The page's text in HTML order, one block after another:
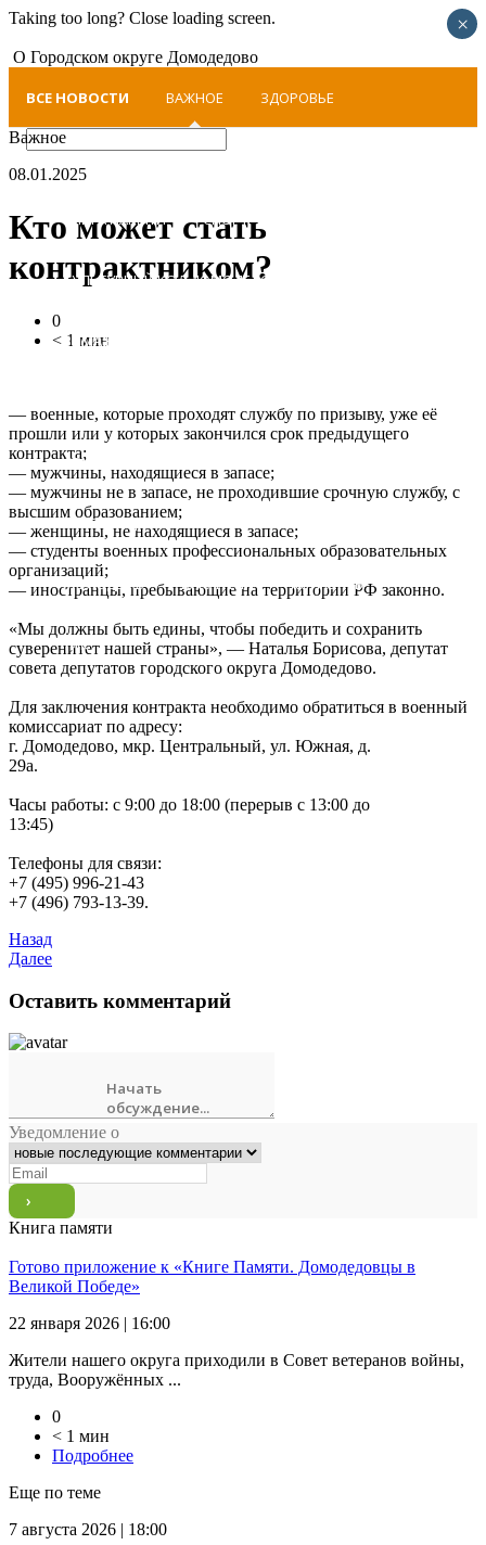
Taking too long? Close loading screen.
О Городском округе Домодедово
ВСЕ НОВОСТИ ВАЖНОЕ ЗДОРОВЬЕ
КНИГА ПАМЯТИ СПОРТ
КУЛЬТУРНЫЙ КОД ДОМОДЕДОВО
ЗИМА В ПОДМОСКОВЬЕ
COVID-19
ЛЕТО В ПОДМОСКОВЬЕ
МОЛОДЕЖЬ ВАКАНСИИ КОНКУРСЫ
ТИК
Важное
08.01.2025
Кто может стать
контрактником?
0
< 1 мин
— военные, которые проходят службу по призыву, уже её
прошли или у которых закончился срок предыдущего
контракта;
— мужчины, находящиеся в запасе;
— мужчины не в запасе, не проходившие срочную службу, с
высшим образованием;
— женщины, не находящиеся в запасе;
— студенты военных профессиональных образовательных
организаций;
— иностранцы, пребывающие на территории РФ законно.
«Мы должны быть едины, чтобы победить и сохранить
суверенитет нашей страны», — Наталья Борисова, депутат
совета депутатов городского округа Домодедово.
Для заключения контракта необходимо обратиться в военный
комиссариат по адресу:
г. Домодедово, мкр. Центральный, ул. Южная, д.
29а.
Часы работы: с 9:00 до 18:00 (перерыв с 13:00 до
13:45)
Телефоны для связи:
+7 (495) 996-21-43
+7 (496) 793-13-39.
Назад
Далее
Оставить комментарий
Уведомление о
Книга памяти
Готово приложение к «Книге Памяти. Домодедовцы в
Великой Победе»
22 января 2026 | 16:00
Жители нашего округа приходили в Совет ветеранов войны,
труда, Вооружённых ...
0
< 1 мин
Подробнее
Еще по теме
7 августа 2026 | 18:00
×